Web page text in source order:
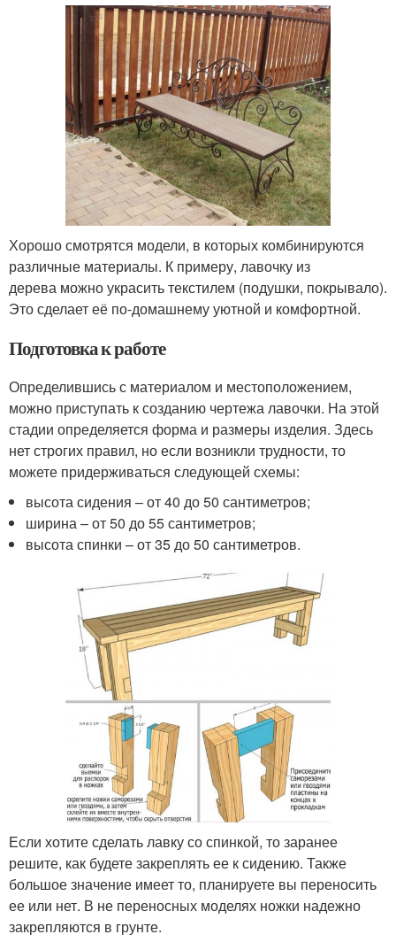
Хорошо смотрятся модели, в которых комбинируются
различные материалы. К примеру, лавочку из
дерева можно украсить текстилем (подушки, покрывало).
Это сделает её по-домашнему уютной и комфортной.
Подготовка к работе
Определившись с материалом и местоположением,
можно приступать к созданию чертежа лавочки. На этой
стадии определяется форма и размеры изделия. Здесь
нет строгих правил, но если возникли трудности, то
можете придерживаться следующей схемы:
высота сидения – от 40 до 50 сантиметров;
ширина – от 50 до 55 сантиметров;
высота спинки – от 35 до 50 сантиметров.
Если хотите сделать лавку со спинкой, то заранее
решите, как будете закреплять ее к сидению. Также
большое значение имеет то, планируете вы переносить
ее или нет. В не переносных моделях ножки надежно
закрепляются в грунте.